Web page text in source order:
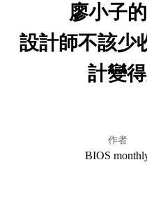
廖小子
設計師不該少
計變
作者
BIOS